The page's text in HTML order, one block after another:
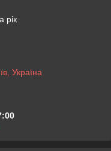
рік
Україна